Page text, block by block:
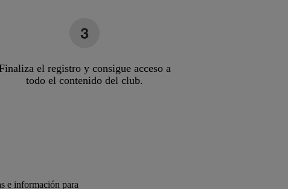
el registro y consigue acceso a
todo el contenido del club.
e información para